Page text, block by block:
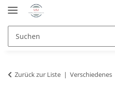
Zurück zur Liste Verschiedenes